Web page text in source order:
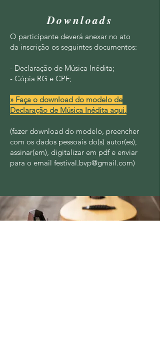
Downloads
O participante deverá anexar no ato
da inscrição os seguintes documentos:
- Declaração de Música Inédita;
- Cópia RG e CPF;
» Faça o download do modelo de
Declaração de Música Inédita aqui.
​(fazer download do modelo, preencher
com os dados pessoais do(s) autor(es),
assinar(em), digitalizar em pdf e enviar
para o email festival.bvp@gmail.com)